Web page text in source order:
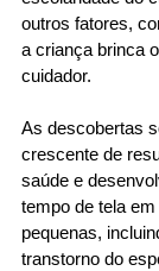
outros fatores,
a criança brinca
cuidador.
As descobertas
crescente de
saúde e
tempo de tela
pequenas,
transtorno do